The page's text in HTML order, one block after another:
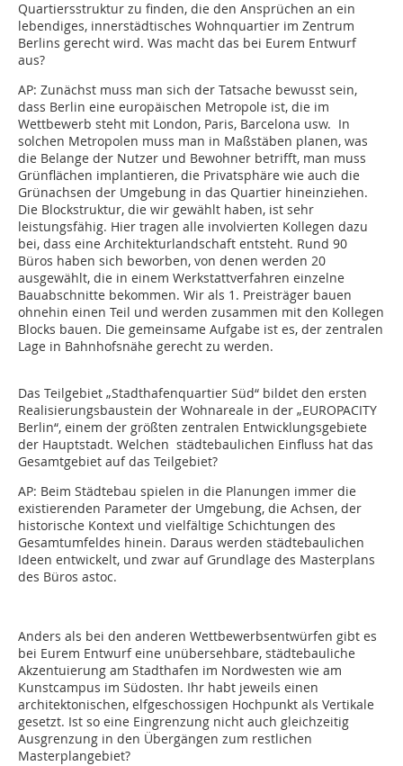
Quartiersstruktur zu finden, die den Ansprüchen an ein
lebendiges, innerstädtisches Wohnquartier im Zentrum
Berlins gerecht wird. Was macht das bei Eurem Entwurf
aus?
AP: Zunächst muss man sich der Tatsache bewusst sein,
dass Berlin eine europäischen Metropole ist, die im
Wettbewerb steht mit London, Paris, Barcelona usw. In
solchen Metropolen muss man in Maßstäben planen, was
die Belange der Nutzer und Bewohner betrifft, man muss
Grünflächen implantieren, die Privatsphäre wie auch die
Grünachsen der Umgebung in das Quartier hineinziehen.
Die Blockstruktur, die wir gewählt haben, ist sehr
leistungsfähig. Hier tragen alle involvierten Kollegen dazu
bei, dass eine Architekturlandschaft entsteht. Rund 90
Büros haben sich beworben, von denen werden 20
ausgewählt, die in einem Werkstattverfahren einzelne
Bauabschnitte bekommen. Wir als 1. Preisträger bauen
ohnehin einen Teil und werden zusammen mit den Kollegen
Blocks bauen. Die gemeinsame Aufgabe ist es, der zentralen
Lage in Bahnhofsnähe gerecht zu werden.
Das Teilgebiet „Stadthafenquartier Süd“ bildet den ersten
Realisierungsbaustein der Wohnareale in der „EUROPACITY
Berlin“, einem der größten zentralen Entwicklungsgebiete
der Hauptstadt. Welchen städtebaulichen Einfluss hat das
Gesamtgebiet auf das Teilgebiet?
AP: Beim Städtebau spielen in die Planungen immer die
existieren­den Parameter der Umgebung, die Achsen, der
historische Kontext und vielfältige Schichtungen des
Gesamtumfeldes hinein. Daraus werden städtebaulichen
Ideen entwickelt, und zwar auf Grundlage des Masterplans
des Büros astoc.
Anders als bei den anderen Wettbewerbsentwürfen gibt es
bei Eurem Entwurf eine unübersehbare, städtebauliche
Akzentuierung am Stadthafen im Nordwesten wie am
Kunstcampus im Südosten. Ihr habt jeweils einen
architektonischen, elfgeschossigen Hochpunkt als Vertikale
gesetzt. Ist so eine Eingrenzung nicht auch gleichzeitig
Ausgrenzung in den Übergängen zum restlichen
Masterplangebiet?